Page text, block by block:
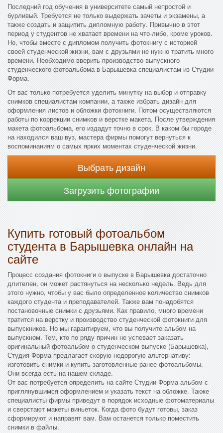
Последний год обучения в университете самый непростой и
бурливый. Требуется не только выдержать зачеты и экзамены, а
также создать и защитить дипломную работу. Привычно в этот
период у студентов не хватает времени на что-либо, кроме уроков.
Но, чтобы вместе с дипломом получить фотокнигу с историей
своей студенческой жизни, вам с друзьями не нужно тратить много
времени. Необходимо вверить производство выпускного
студенческого фотоальбома в Барышевка специалистам из Студии
Форма.
От вас только потребуется уделить минутку на выбор и отправку
снимков специалистам компании, а также избрать дизайн для
оформления листов и обложки фотокниги. Потом осуществляются
работы по коррекции снимков и верстке макета. После утверждения
макета фотоальбома, его издадут точно в срок. В каком бы городе
на находился ваш вуз, мастера фирмы помогут вернуться к
воспоминаниям о самых ярких моментах студенческой жизни.
Выбрать дизайн
Загрузить фотографии
Купить готовый фотоальбом
студента в Барышевка онлайн на
сайте
Процесс создания фотокниги о выпуске в Барышевка достаточно
длителен, он может растянуться на несколько недель. Ведь для
этого нужно, чтобы у вас было определенное количество снимков
каждого студента и преподавателей. Также вам понадобятся
постановочные снимки с друзьями. Как правило, много времени
тратится на верстку и производство студенческой фотокниги для
выпускников. Но мы гарантируем, что вы получите альбом на
выпускном. Тем, кто по ряду причин не успевает заказать
оригинальный фотоальбом о студенческом выпуске (Барышевка),
Студия Форма предлагает скорую недорогую альтернативу:
изготовить снимки и купить заготовленные ранее фотоальбомы.
Они всегда есть на нашем складе.
От вас потребуется определить на сайте Студии Форма альбом с
приглянувшимся оформлением и указать текст на обложке. Также
специалисты фирмы приведут в порядок исходные фотоматериалы
и сверстают макеты виньеток. Когда фото будут готовы, заказ
сформируют и направят вам. Вам останется только поместить
снимки в файлы.